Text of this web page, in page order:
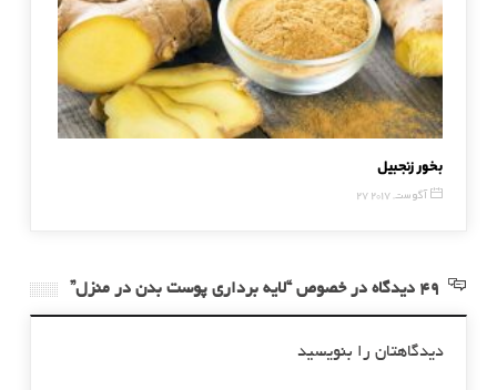
بخور زنجبیل
27 آگوست, 2017
دیدگاهتان را بنویسید